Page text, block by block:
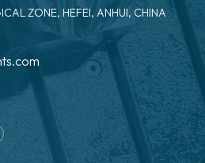
ZONE, HEFEI, ANHUI, CHINA